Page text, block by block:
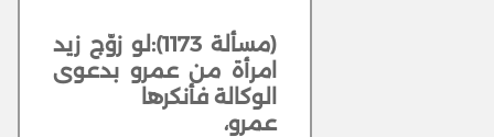
(مسألة 1173):لو زوّج زيد
امرأة من عمرو بدعوى
الوكالة فأنكرها
عمرو،